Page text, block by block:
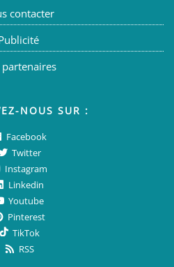
contacter
partenaires
NOUS SUR :
Facebook
Twitter
Instagram
Linkedin
Youtube
Pinterest
TikTok
RSS